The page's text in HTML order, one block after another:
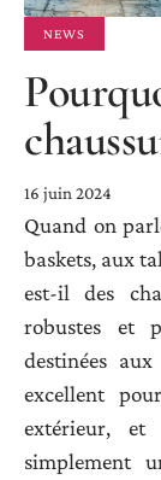
NEWS
16 juin 2024
Quand on
baskets, aux
est-il des
robustes et
destinées
excellent
extérieur, et
simplement